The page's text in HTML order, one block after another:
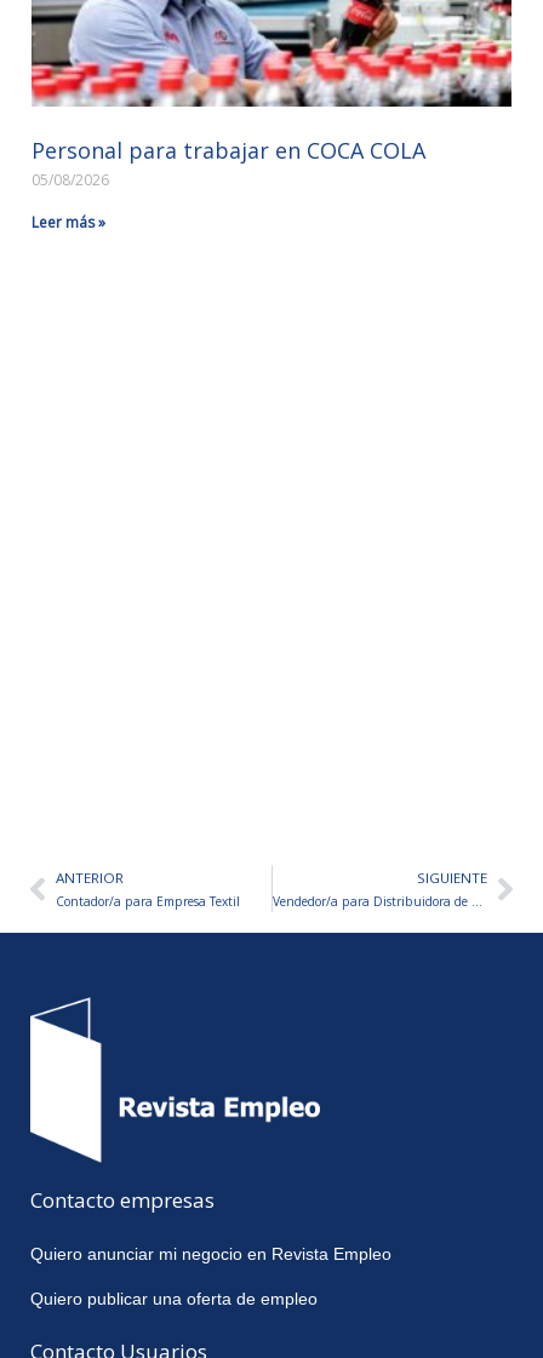
Personal para trabajar en COCA COLA
05/08/2026
Leer más »
AntANTERIOR
Contador/a para Empresa Textil
SIGUIENTE
Vendedor/a para Distribuidora de Alimentos
Contacto empresas
Quiero anunciar mi negocio en Revista Empleo
Quiero publicar una oferta de empleo
Contacto Usuarios